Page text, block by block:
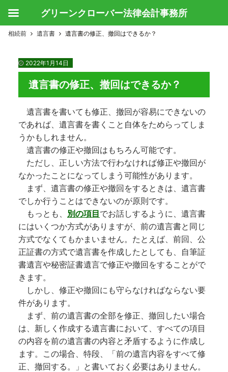
相続前 遺言書 遺言書の修正、撤回はできるか？
2022年1月14日
遺言書の修正、撤回はできるか？
遺言書を書いても修正、撤回が容易にできないの
であれば、遺言書を書くこと自体をためらってしま
うかもしれません。
遺言書の修正や撤回はもちろん可能です。
ただし、正しい方法で行わなければ修正や撤回が
なかったことになってしまう可能性があります。
まず、遺言書の修正や撤回をするときは、遺言書
でしか行うことはできないのが原則です。
もっとも、 別の項目でお話しするように、遺言書
にはいくつか方式がありますが、前の遺言書と同じ
方式でなくてもかまいません。たとえば、前回、公
正証書の方式で遺言書を作成したとしても、自筆証
書遺言や秘密証書遺言で修正や撤回をすることがで
きます。
しかし、修正や撤回にも守らなければならない要
件があります。
まず、前の遺言書の全部を修正、撤回したい場合
は、新しく作成する遺言書において、すべての項目
の内容を前の遺言書の内容と矛盾するように作成し
ます。この場合、特段、「前の遺言内容をすべて修
正、撤回する。」と書いておく必要はありません。
グリーンクローバー法律会計事務所